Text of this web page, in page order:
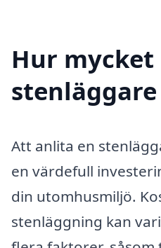
Hur
stenläggare
Att anlita en
en värdefull
din utomhusmiljö.
stenläggning kan